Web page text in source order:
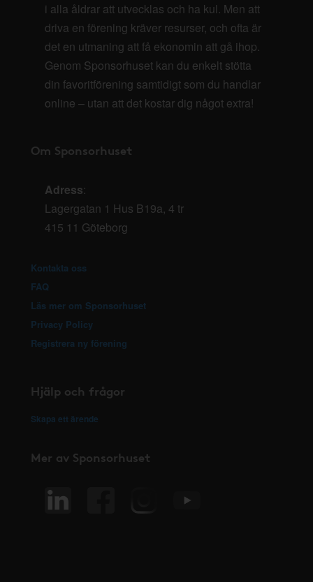
i alla åldrar att utvecklas och ha kul. Men att
driva en förening kräver resurser, och ofta är
det en utmaning att få ekonomin att gå ihop.
Genom Sponsorhuset kan du enkelt stötta
din favoritförening samtidigt som du handlar
online – utan att det kostar dig något extra!
Om Sponsorhuset
Adress:
Lagergatan 1 Hus B19a, 4 tr
415 11 Göteborg
Kontakta oss
FAQ
Läs mer om Sponsorhuset
Privacy Policy
Registrera ny förening
Hjälp och frågor
Skapa ett ärende
Mer av Sponsorhuset